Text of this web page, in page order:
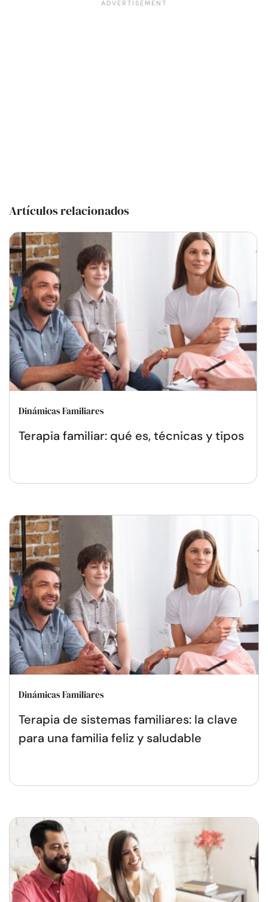
Artículos relacionados
Dinámicas Familiares
Terapia familiar: qué es, técnicas y tipos
Dinámicas Familiares
Terapia de sistemas familiares: la clave
para una familia feliz y saludable